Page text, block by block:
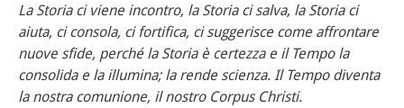
La Storia ci viene incontro, la Storia ci salva, la Storia ci
aiuta, ci consola, ci fortifica, ci suggerisce come affrontare
nuove sfide, perché la Storia è certezza e il Tempo la
consolida e la illumina; la rende scienza. Il Tempo diventa
la nostra comunione, il nostro Corpus Christi.